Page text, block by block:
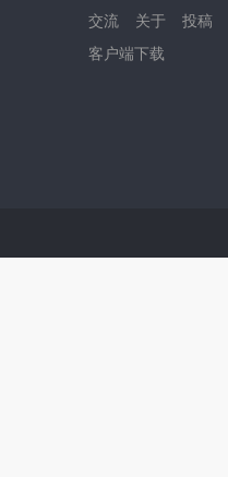
交流 关于
投稿
客户端下载